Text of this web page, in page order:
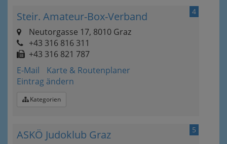
4
Steir. Amateur-Box-Verband
Neutorgasse 17, 8010 Graz
+43 316 816 311
+43 316 821 787
E-Mail
Karte & Routenplaner
Eintrag ändern
Kategorien
5
ASKÖ Judoklub Graz